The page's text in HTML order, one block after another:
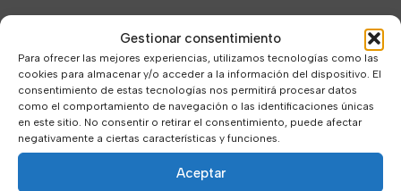
Gestionar consentimiento
Para ofrecer las mejores experiencias, utilizamos tecnologías como las
cookies para almacenar y/o acceder a la información del dispositivo. El
consentimiento de estas tecnologías nos permitirá procesar datos
como el comportamiento de navegación o las identificaciones únicas
en este sitio. No consentir o retirar el consentimiento, puede afectar
negativamente a ciertas características y funciones.
Aceptar